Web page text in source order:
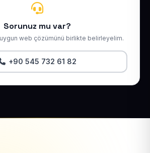
Sorunuz mu var?
web çözümünü birlikte belirleyelim.
+90 545 732 61 82